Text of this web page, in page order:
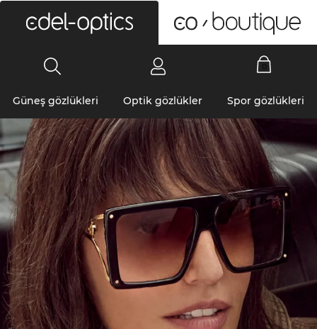
Güneş gözlükleri Optik gözlükler Spor gözlükleri